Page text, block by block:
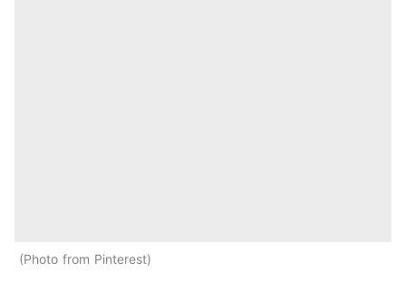
Photo from Pinterest